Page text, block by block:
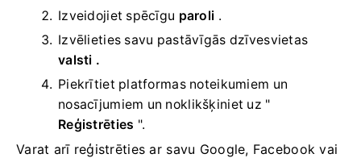
Izveidojiet spēcīgu paroli .
Izvēlieties savu pastāvīgās dzīvesvietas
valsti .
Piekrītiet platformas noteikumiem un
nosacījumiem un noklikšķiniet uz "
Reģistrēties ".
Varat arī reģistrēties ar savu Google, Facebook vai